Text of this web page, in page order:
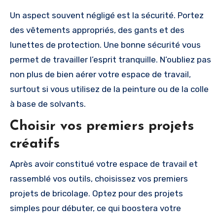
Un aspect souvent négligé est la sécurité. Portez
des vêtements appropriés, des gants et des
lunettes de protection. Une bonne sécurité vous
permet de travailler l’esprit tranquille. N’oubliez pas
non plus de bien aérer votre espace de travail,
surtout si vous utilisez de la peinture ou de la colle
à base de solvants.
Choisir vos premiers projets
créatifs
Après avoir constitué votre espace de travail et
rassemblé vos outils, choisissez vos premiers
projets de bricolage. Optez pour des projets
simples pour débuter, ce qui boostera votre